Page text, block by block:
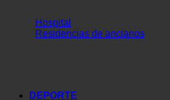
Hospital
Residencias de ancianos
DEPORTE